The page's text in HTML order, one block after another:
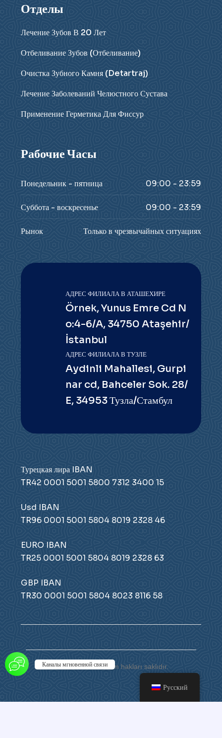
Отделы
Лечение Зубов В 20 Лет
Отбеливание Зубов (отбеливание)
Очистка Зубного Камня (Detartraj)
Лечение Заболеваний Челюстного Сустава
Применение Герметика Для Фиссур
Рабочие Часы
Понедельник - пятница 09:00 - 23:59
Суббота - воскресенье 09:00 - 23:59
Рынок Только в чрезвычайных ситуациях
АДРЕС ФИЛИАЛА В АТАШЕХИРЕ
Örnek, Yunus Emre Cd N
o:4-6/A, 34750 Ataşehir/
İstanbul
АДРЕС ФИЛИАЛА В ТУЗЛЕ
Aydinli Mahallesi, Gurpi
nar cd, Bahceler Sok. 28/
E, 34953 Тузла/Стамбул
Турецкая лира IBAN
TR42 0001 5001 5800 7312 3400 15
Usd IBAN
TR96 0001 5001 5804 8019 2328 46
EURO IBAN
TR25 0001 5001 5804 8019 2328 63
GBP IBAN
TR30 0001 5001 5804 8023 8116 58
© 2026 Atamer. Tüm hakları saklıdır.
Каналы мгновенной связи
Русский